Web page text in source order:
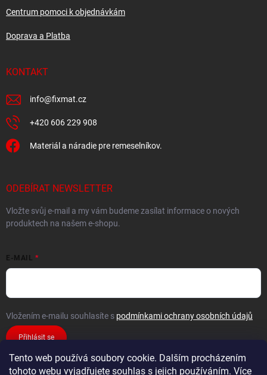
Tento web používá soubory cookie. Dalším procházením
tohoto webu vyjadřujete souhlas s jejich používáním. Více
Centrum pomoci k objednávkám
Doprava a Platba
KONTAKT
info@fixmat.cz
+420 606 229 908
Materiál a náradie pre remeselníkov.
ODEBÍRAT NEWSLETTER
Vložte svůj e-mail a my vám budeme zasílat informace o nových
produktech na našem e-shopu.
E-MAIL
Vložením e-mailu souhlasíte s podmínkami ochrany osobních údajů
Přihlásit se